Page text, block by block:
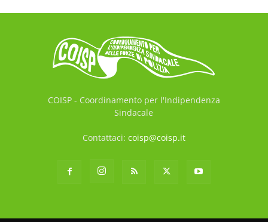
COISP - Coordinamento per l'Indipendenza
Sindacale
Contattaci: coisp@coisp.it